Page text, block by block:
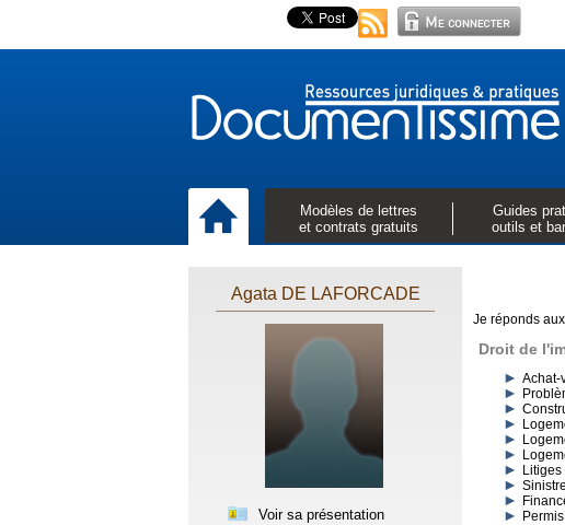
Modèles de lettres
et contrats gratuits
Guides
outils et
Agata DE LAFORCADE
Voir sa présentation
Je réponds
Droit de
Achat-
Litiges